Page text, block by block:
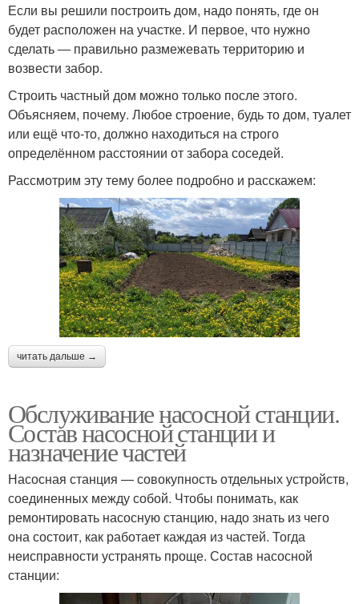
Если вы решили построить дом, надо понять, где он
будет расположен на участке. И первое, что нужно
сделать ― правильно размежевать территорию и
возвести забор.
Строить частный дом можно только после этого.
Объясняем, почему. Любое строение, будь то дом, туалет
или ещё что-то, должно находиться на строго
определённом расстоянии от забора соседей.
Рассмотрим эту тему более подробно и расскажем:
читать дальше →
Обслуживание насосной станции.
Состав насосной станции и
назначение частей
Насосная станция — совокупность отдельных устройств,
соединенных между собой. Чтобы понимать, как
ремонтировать насосную станцию, надо знать из чего
она состоит, как работает каждая из частей. Тогда
неисправности устранять проще. Состав насосной
станции: